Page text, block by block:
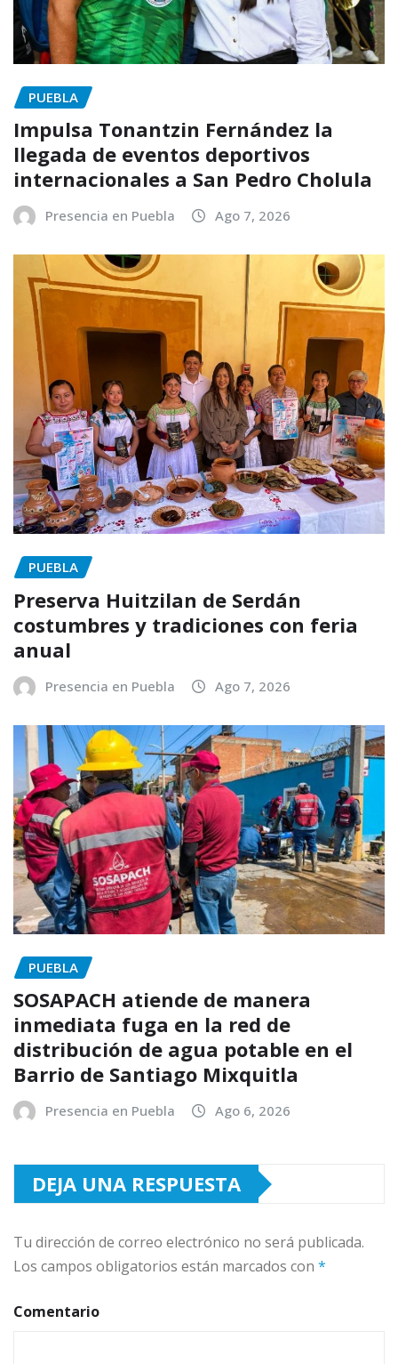
PUEBLA
Impulsa Tonantzin Fernández la
llegada de eventos deportivos
internacionales a San Pedro Cholula
Presencia en Puebla Ago 7, 2026
PUEBLA
Preserva Huitzilan de Serdán
costumbres y tradiciones con feria
anual
Presencia en Puebla Ago 7, 2026
PUEBLA
SOSAPACH atiende de manera
inmediata fuga en la red de
distribución de agua potable en el
Barrio de Santiago Mixquitla
Presencia en Puebla Ago 6, 2026
DEJA UNA RESPUESTA
Tu dirección de correo electrónico no será publicada.
Los campos obligatorios están marcados con *
Comentario